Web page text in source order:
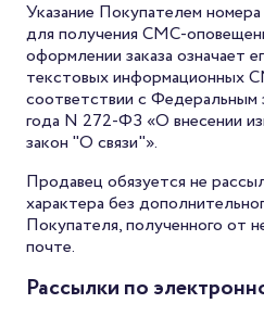
Указание Покупателем
для получения СМС-
оформлении заказа означает
текстовых информационных
соответствии с Федеральным
года N 272-ФЗ «О внесении
закон "О связи"».
Продавец обязуется не
характера без
Покупателя, полученного от
почте.
Рассылки по